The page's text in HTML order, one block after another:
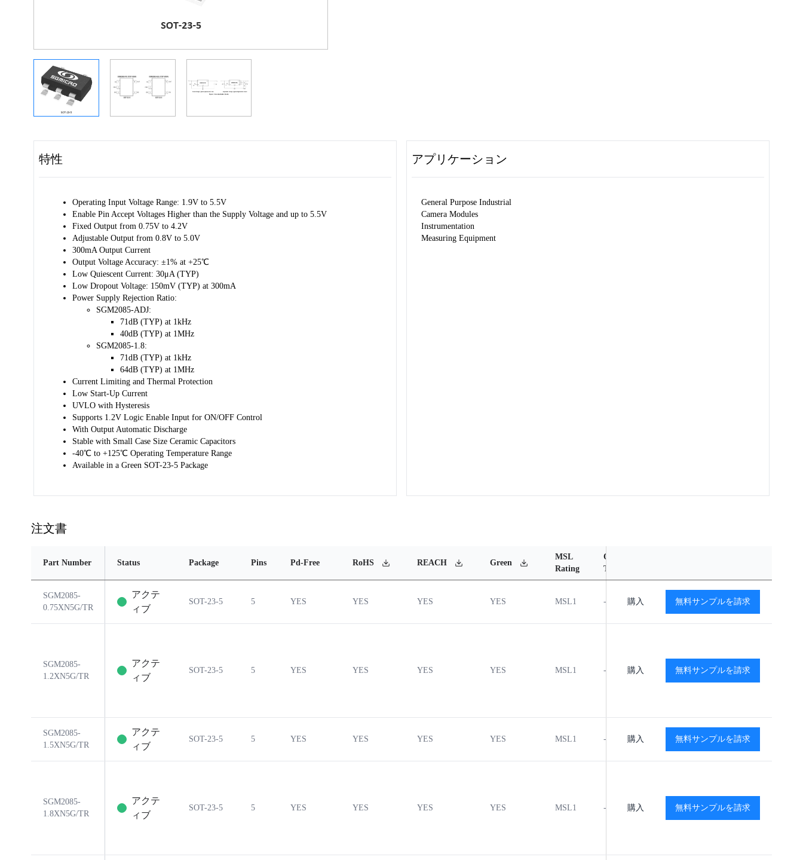
特性
Operating Input Voltage Range: 1.9V to 5.5V
Enable Pin Accept Voltages Higher than the Supply Voltage and up to 5.5V
Fixed Output from 0.75V to 4.2V
Adjustable Output from 0.8V to 5.0V
300mA Output Current
Output Voltage Accuracy: ±1% at +25℃
Low Quiescent Current: 30μA (TYP)
Low Dropout Voltage: 150mV (TYP) at 300mA
Power Supply Rejection Ratio:
SGM2085-ADJ:
71dB (TYP) at 1kHz
40dB (TYP) at 1MHz
SGM2085-1.8:
71dB (TYP) at 1kHz
64dB (TYP) at 1MHz
Current Limiting and Thermal Protection
Low Start-Up Current
UVLO with Hysteresis
Supports 1.2V Logic Enable Input for ON/OFF Control
With Output Automatic Discharge
Stable with Small Case Size Ceramic Capacitors
-40℃ to +125℃ Operating Temperature Range
Available in a Green SOT-23-5 Package
アプリケーション
General Purpose Industrial
Camera Modules
Instrumentation
Measuring Equipment
注文書
Part Number Status Package Pins Pd-Free RoHS REACH Green
MSL
Rating
Operating
Temperature Range
SGM2085-
0.75XN5G/TR
アクテ
ィブ
SOT-23-5 5 YES YES YES YES MSL1 -40℃ to +125℃ 閲覧
購入 無料サンプルを請求
SGM2085-
1.2XN5G/TR
アクテ
ィブ
SOT-23-5 5 YES YES YES YES MSL1 -40℃ to +125℃ 閲覧
購入 無料サンプルを請求
SGM2085-
1.5XN5G/TR
アクテ
ィブ
SOT-23-5 5 YES YES YES YES MSL1 -40℃ to +125℃ 閲覧
購入 無料サンプルを請求
SGM2085-
1.8XN5G/TR
アクテ
ィブ
SOT-23-5 5 YES YES YES YES MSL1 -40℃ to +125℃ 閲覧
購入 無料サンプルを請求